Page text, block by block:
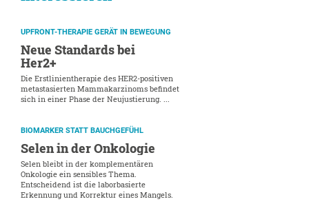
UPFRONT-THERAPIE GERÄT IN BEWEGUNG
Neue Standards bei
Her2+
Die Erstlinientherapie des HER2-positiven
metastasierten Mammakarzinoms befindet
sich in einer Phase der Neujustierung. ...
BIOMARKER STATT BAUCHGEFÜHL
Selen in der Onkologie
Selen bleibt in der komplementären
Onkologie ein sensibles Thema.
Entscheidend ist die laborbasierte
Erkennung und Korrektur eines Mangels.